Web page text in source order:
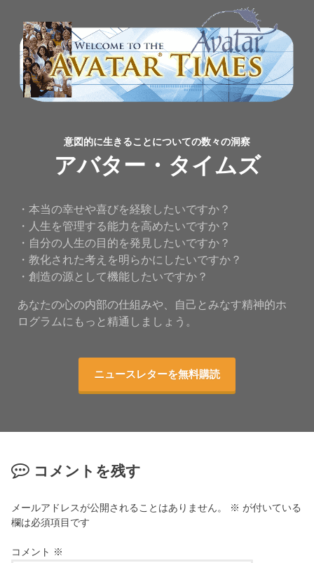
意図的に生きることについての数々の洞察
アバター・タイムズ
・本当の幸せや喜びを経験したいですか？
・人生を管理する能力を高めたいですか？
・自分の人生の目的を発見したいですか？
・教化された考えを明らかにしたいですか？
・創造の源として機能したいですか？
あなたの心の内部の仕組みや、自己とみなす精神的ホ
ログラムにもっと精通しましょう。
ニュースレターを無料購読
コメントを残す
メールアドレスが公開されることはありません。 ※ が付いている
欄は必須項目です
コメント ※